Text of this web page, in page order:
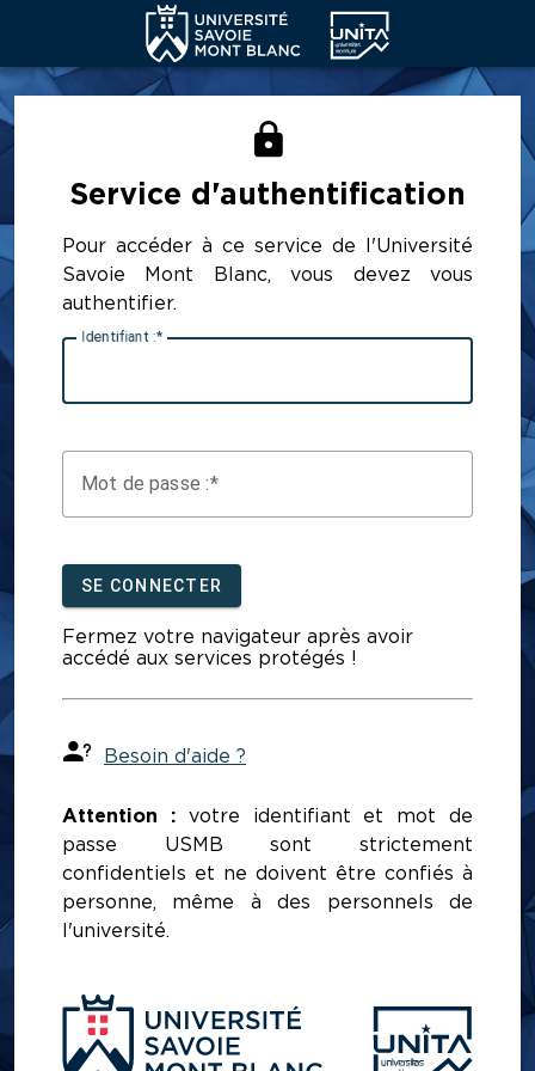
CAS - SERVICE
Service d'authentification
Pour accéder à ce service de l'Université
Savoie Mont Blanc, vous devez vous
authentifier.
Identifiant :
Mot de passe :
SE CONNECTER
Fermez votre navigateur après avoir
accédé aux services protégés !
Besoin d'aide ?
Attention :votre identifiant et mot de
passe USMB sont strictement
confidentiels et ne doivent être confiés à
personne, même à des personnels de
l'université.